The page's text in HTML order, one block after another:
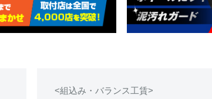
<組込み・バランス工賃>